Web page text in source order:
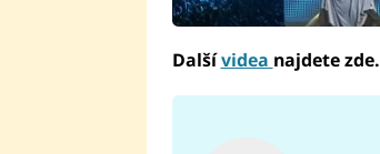
Dalšívidea najdete zde.